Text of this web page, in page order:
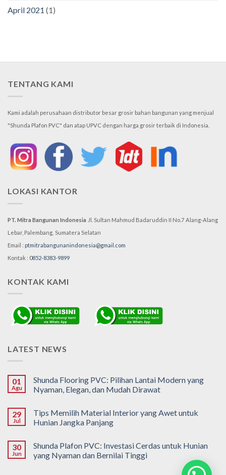
April 2021 (1)
TENTANG KAMI
Kami adalah perusahaan distributor besar grosir bahan bangunan yang menjual
"Shunda Plafon PVC" dan atap UPVC dengan harga grosir terbaik di Indonesia.
LOKASI KANTOR
PT. Mitra Bangunan Indonesia Jl. Sultan Mahmud Badaruddin II No.7 Alang-Alang
Lebar, Palembang, Sumatera Selatan
Email : ptmitrabangunanindonesia@gmail.com
Kontak : 0852-8383-9899
KONTAK KAMI
LATEST NEWS
01
Agu
Shunda Flooring PVC: Pilihan Lantai Modern yang
Nyaman, Elegan, dan Mudah Dirawat
29
Jul
Tips Memilih Material Interior yang Awet untuk
Hunian Jangka Panjang
30
Jun
Shunda Plafon PVC: Investasi Cerdas untuk Hunian
yang Nyaman dan Bernilai Tinggi